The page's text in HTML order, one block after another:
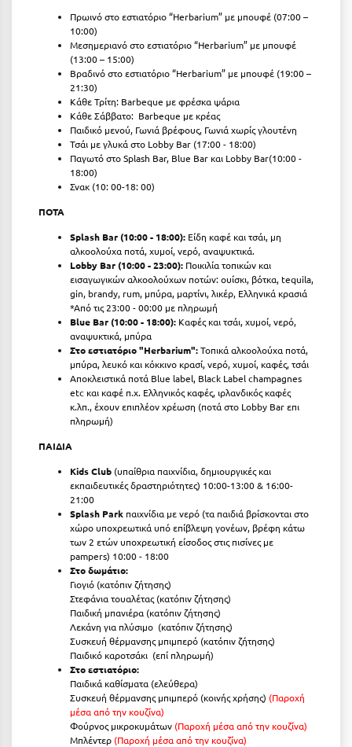
Λακόπετρα Αχαΐας
Λακωνία
Λεπτοκαρυά
Λέσβος
Λευκάδα
Λίμνη Πλαστήρα
Λιτόχωρο
Λουτρά Πόζαρ
Λουτρά Υπάτης
Λούτσα
Μαραθώνας Αττικής
Μαρώνεια
Μεσολόγγι
Μεσσηνία
Πρωινό στο εστιατόριο “Herbarium” με μπουφέ (07:00 –
10:00)
Μεσημεριανό στο εστιατόριο “Herbarium” με μπουφέ
(13:00 – 15:00)
Βραδινό στο εστιατόριο “Herbarium” με μπουφέ (19:00 –
21:30)
Κάθε Τρίτη: Barbeque με φρέσκα ψάρια
Κάθε Σάββατο: Barbeque με κρέας
Παιδικό μενού, Γωνιά βρέφους, Γωνιά χωρίς γλουτένη
Τσάι με γλυκά στο Lobby Bar (17:00 - 18:00)
Παγωτό στο Splash Bar, Blue Bar και Lobby Bar(10:00 -
18:00)
Σνακ (10: 00-18: 00)
ΠΟΤΑ
Splash Bar (10:00 - 18:00): Είδη καφέ και τσάι, μη
αλκοολούχα ποτά, χυμοί, νερό, αναψυκτικά.
Lobby Bar (10:00 - 23:00): Ποικιλία τοπικών και
εισαγωγικών αλκοολούχων ποτών: ουίσκι, βότκα, tequila,
gin, brandy, rum, μπύρα, μαρτίνι, λικέρ, Ελληνικά κρασιά
*Από τις 23:00 - 00:00 με πληρωμή
Blue Bar (10:00 - 18:00): Kαφές και τσάι, χυμοί, νερό,
αναψυκτικά, μπύρα
Στο εστιατόριο "Herbarium":Τοπικά αλκοολούχα ποτά,
μπύρα, λευκό και κόκκινο κρασί, νερό, χυμοί, καφές, τσάι
Aποκλειστικά ποτά Blue label, Black Label champagnes
etc και καφέ π.χ. Ελληνικός καφές, ιρλανδικός καφές
κ.λπ., έχουν επιπλέον χρέωση (ποτά στο Lobby Bar επι
πληρωμή)
ΠΑΙΔΙΑ
Kids Club (υπαίθρια παιχνίδια, δημιουργικές και
εκπαιδευτικές δραστηριότητες) 10:00-13:00 & 16:00-
21:00
Splash Park παιχνίδια με νερό (τα παιδιά βρίσκονται στο
χώρο υποχρεωτικά υπό επίβλεψη γονέων, βρέφη κάτω
των 2 ετών υποχρεωτική είσοδος στις πισίνες με
pampers) 10:00 - 18:00
Στο δωμάτιο:
Γιογιό (κατόπιν ζήτησης)
Στεφάνια τουαλέτας (κατόπιν ζήτησης)
Παιδική μπανιέρα (κατόπιν ζήτησης)
Λεκάνη για πλύσιμο (κατόπιν ζήτησης)
Συσκευή θέρμανσης μπιμπερό (κατόπιν ζήτησης)
Παιδικό καροτσάκι (επί πληρωμή)
Στο εστιατόριο:
Παιδικά καθίσματα (ελεύθερα)
Συσκευή θέρμανσης μπιμπερό (κοινής χρήσης) (Παροχή
μέσα από την κουζίνα)
Φούρνος μικροκυμάτων (Παροχή μέσα από την κουζίνα)
Μπλέντερ (Παροχή μέσα από την κουζίνα)